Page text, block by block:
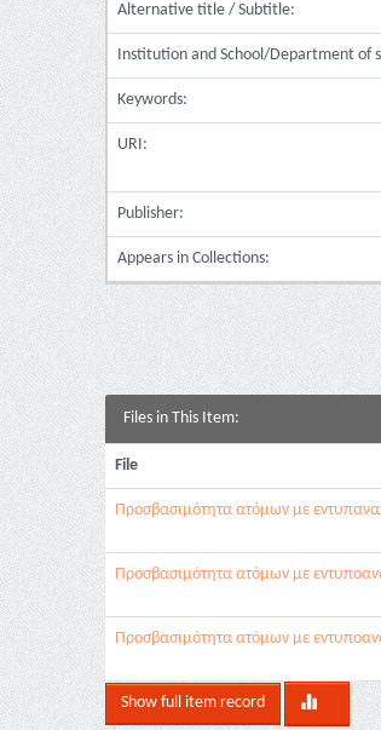
Alternative title / Subtitle:
Institution and School/Department of
Keywords:
URI:
Publisher:
Appears in Collections:
Files in This Item:
File
Προσβασιμότητα ατόμων με
Προσβασιμότητα ατόμων με
Προσβασιμότητα ατόμων με
Show full item record